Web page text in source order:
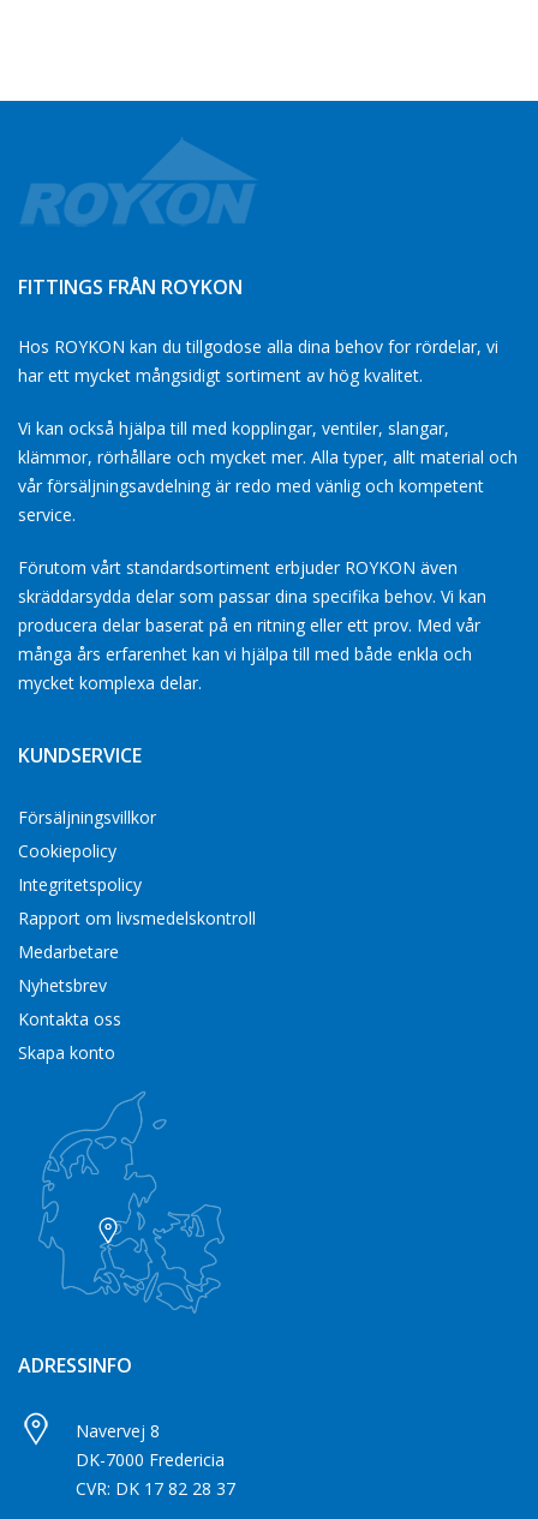
FITTINGS FRÅN ROYKON
Hos ROYKON kan du tillgodose alla dina behov for rördelar, vi
har ett mycket mångsidigt sortiment av hög kvalitet.
Vi kan också hjälpa till med kopplingar, ventiler, slangar,
klämmor, rörhållare och mycket mer. Alla typer, allt material och
vår försäljningsavdelning är redo med vänlig och kompetent
service.
Förutom vårt standardsortiment erbjuder ROYKON även
skräddarsydda delar som passar dina specifika behov. Vi kan
producera delar baserat på en ritning eller ett prov. Med vår
många års erfarenhet kan vi hjälpa till med både enkla och
mycket komplexa delar.
KUNDSERVICE
Försäljningsvillkor
Cookiepolicy
Integritetspolicy
Rapport om livsmedelskontroll
Medarbetare
Nyhetsbrev
Kontakta oss
Skapa konto
ADRESSINFO
Navervej 8
DK-7000 Fredericia
CVR: DK 17 82 28 37